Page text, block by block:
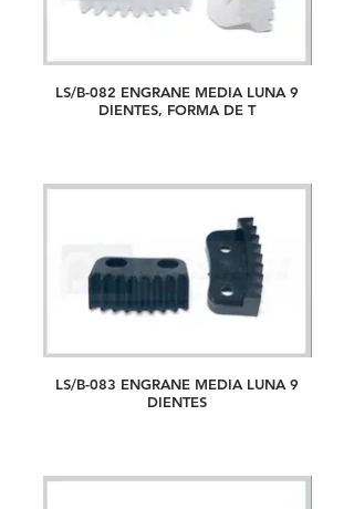
LS/B-082 ENGRANE MEDIA LUNA 9
DIENTES, FORMA DE T
LS/B-083 ENGRANE MEDIA LUNA 9
DIENTES